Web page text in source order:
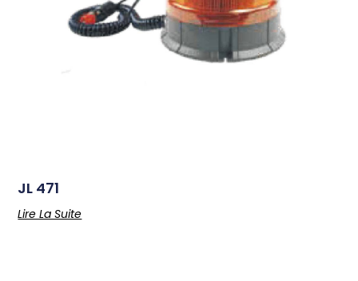
JL 471
Lire La Suite